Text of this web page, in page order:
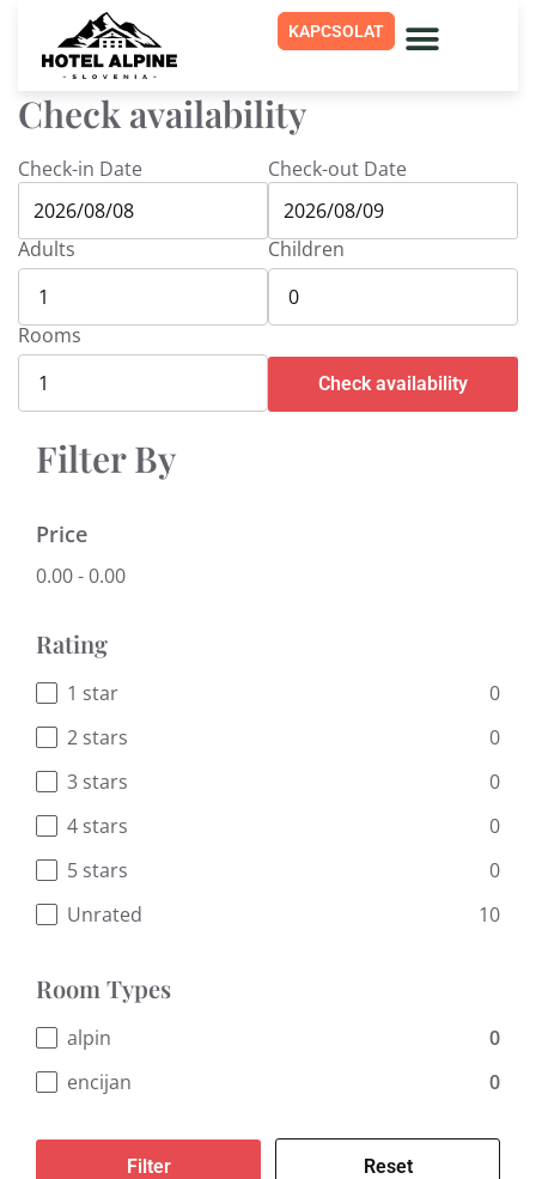
KAPCSOLAT
Check availability
Check-in Date Check-out Date
Adults Children
Rooms
Check availability
Filter By
Price
0.00-0.00
Rating
1 star
0
2 stars
0
3 stars
0
4 stars
0
5 stars
0
Unrated
10
Room Types
alpin
0
encijan
0
Filter Reset